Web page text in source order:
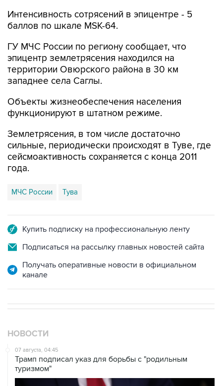
Интенсивность сотрясений в эпицентре - 5
баллов по шкале MSK-64.
ГУ МЧС России по региону сообщает, что
эпицентр землетрясения находился на
территории Овюрского района в 30 км
западнее села Саглы.
Объекты жизнеобеспечения населения
функционируют в штатном режиме.
Землетрясения, в том числе достаточно
сильные, периодически происходят в Туве, где
сейсмоактивность сохраняется с конца 2011
года.
МЧС России Тува
Купить подписку на профессиональную ленту
Подписаться на рассылку главных новостей сайта
Получать оперативные новости в официальном
канале
НОВОСТИ
07 августа, 04:45
Трамп подписал указ для борьбы с "родильным
туризмом"